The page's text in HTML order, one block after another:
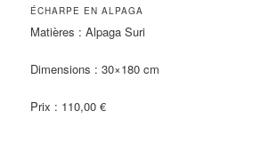
ÉCHARPE EN ALPAGA
Matières : Alpaga Suri
Dimensions : 30×180 cm
Prix : 110,00 €